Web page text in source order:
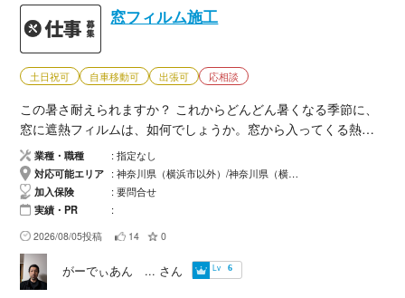
窓フィルム施工
土日祝可 自車移動可 出張可 応相談
この暑さ耐えられますか？ これからどんどん暑くなる季節に、
窓に遮熱フィルムは、如何でしょうか。窓から入ってくる熱を
遮断し、冷房効果を高め、電気代の節約にもなると思います。
一度貼れば約10年（使用環境による）貼り替え無しで、御使用
頂けます。 あなたの大切な住宅:オフィス:店舗の快適な空間作
りをお手伝いします。 窓からの侵入を防ぐ 防犯フィルム 家
財などの日焼けを防ぐ UVカットフィルム 外からの視線を防
ぐ 目隠しフィルム などフィルムは各種取り揃えております。
御見積りは無料ですので、お気軽に御相談して下さい。 （株）
エコップ 窓フィルム施工専門 加盟店 がーでぃあんでぃーあ
業種・職種
指定なし
対応可能エリア
神奈川県（横浜市以外）/神奈川県（横浜市）
加入保険
要問合せ
実績・PR
2026/08/05投稿 14 0
がーでぃあん ... さん Lv 6